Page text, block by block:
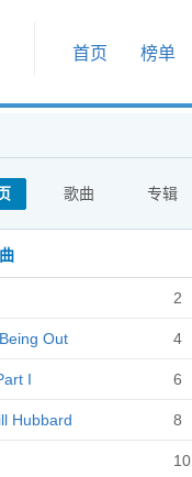
首页 榜单
歌曲 专辑
2
Out
4
I 6
Hubbard 8
10